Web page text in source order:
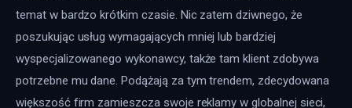
temat w bardzo krótkim czasie. Nic zatem dziwnego, że
poszukując usług wymagających mniej lub bardziej
wyspecjalizowanego wykonawcy, także tam klient zdobywa
potrzebne mu dane. Podążają za tym trendem, zdecydowana
większość firm zamieszcza swoje reklamy w globalnej sieci,